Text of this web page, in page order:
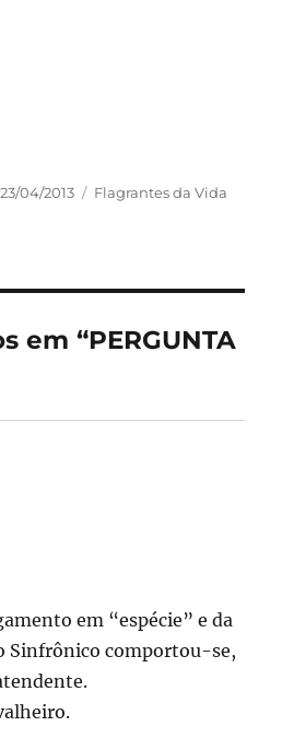
a
Publicado
23/04/2013 Categorias
Flagrantes da Vida
em “PERGUNTA
em “espécie” e da
Sinfrônico comportou-se,